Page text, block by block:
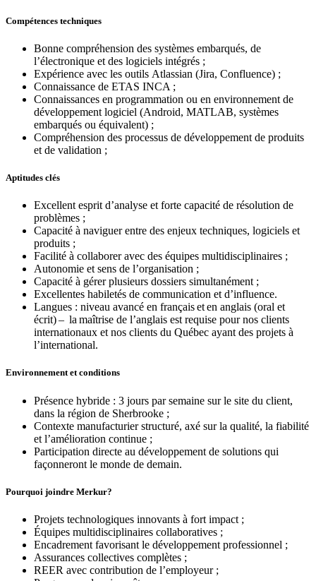
Compétences techniques
Bonne compréhension des systèmes embarqués, de
l’électronique et des logiciels intégrés ;
Expérience avec les outils Atlassian (Jira, Confluence) ;
Connaissance de ETAS INCA ;
Connaissances en programmation ou en environnement de
développement logiciel (Android, MATLAB, systèmes
embarqués ou équivalent) ;
Compréhension des processus de développement de produits
et de validation ;
Aptitudes clés
Excellent esprit d’analyse et forte capacité de résolution de
problèmes ;
Capacité à naviguer entre des enjeux techniques, logiciels et
produits ;
Facilité à collaborer avec des équipes multidisciplinaires ;
Autonomie et sens de l’organisation ;
Capacité à gérer plusieurs dossiers simultanément ;
Excellentes habiletés de communication et d’influence.
Langues : niveau avancé en français et en anglais (oral et
écrit) – la maîtrise de l’anglais est requise pour nos clients
internationaux et nos clients du Québec ayant des projets à
l’international.
Environnement et conditions
Présence hybride : 3 jours par semaine sur le site du client,
dans la région de Sherbrooke ;
Contexte manufacturier structuré, axé sur la qualité, la fiabilité
et l’amélioration continue ;
Participation directe au développement de solutions qui
façonneront le monde de demain.
Pourquoi joindre Merkur?
Projets technologiques innovants à fort impact ;
Équipes multidisciplinaires collaboratives ;
Encadrement favorisant le développement professionnel ;
Assurances collectives complètes ;
REER avec contribution de l’employeur ;